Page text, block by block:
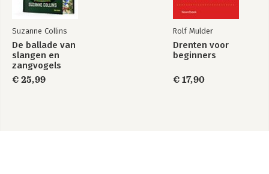
Suzanne Collins
De ballade van
slangen en
zangvogels
€ 25,99
Rolf Mulder
Drenten voor
beginners
€ 17,90